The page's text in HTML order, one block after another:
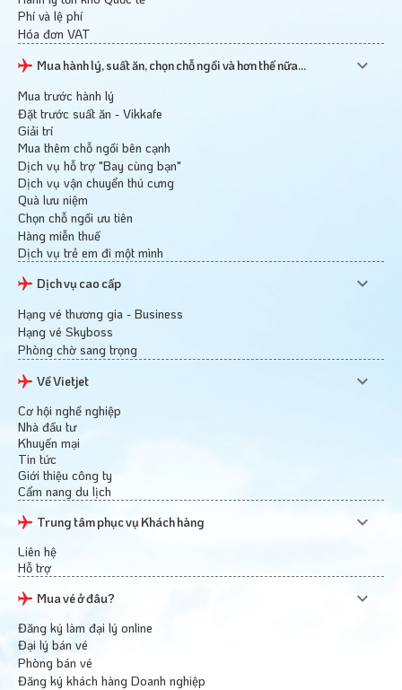
Phí và lệ phí
Hóa đơn VAT
Mua hành lý, suất ăn, chọn chỗ ngồi và hơn thế nữa...
Mua trước hành lý
Đặt trước suất ăn - Vikkafe
Giải trí
Mua thêm chỗ ngồi bên cạnh
Dịch vụ hỗ trợ "Bay cùng bạn"
Dịch vụ vận chuyển thú cưng
Quà lưu niệm
Chọn chỗ ngồi ưu tiên
Hàng miễn thuế
Dịch vụ trẻ em đi một mình
Dịch vụ cao cấp
Hạng vé thương gia - Business
Hạng vé Skyboss
Phòng chờ sang trọng
Về Vietjet
Cơ hội nghề nghiệp
Nhà đầu tư
Khuyến mại
Tin tức
Giới thiệu công ty
Cẩm nang du lịch
Trung tâm phục vụ Khách hàng
Liên hệ
Hỗ trợ
Mua vé ở đâu?
Đăng ký làm đại lý online
Đại lý bán vé
Phòng bán vé
Đăng ký khách hàng Doanh nghiệp